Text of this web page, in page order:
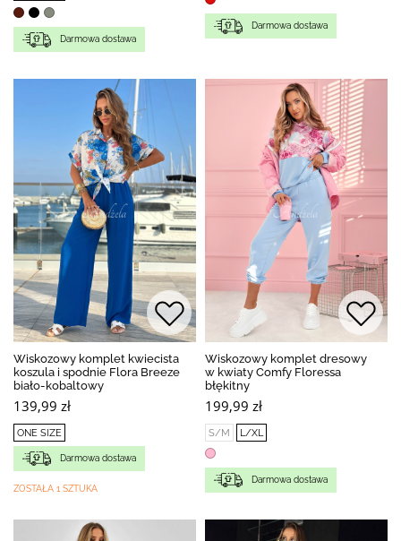
Darmowa dostawa
Darmowa dostawa
Wiskozowy komplet kwiecista
koszula i spodnie Flora Breeze
biało-kobaltowy
139,99 zł
ONE SIZE
Darmowa dostawa
ZOSTAŁA 1 SZTUKA
Wiskozowy komplet dresowy
w kwiaty Comfy Floressa
błękitny
199,99 zł
S/M L/XL
Darmowa dostawa